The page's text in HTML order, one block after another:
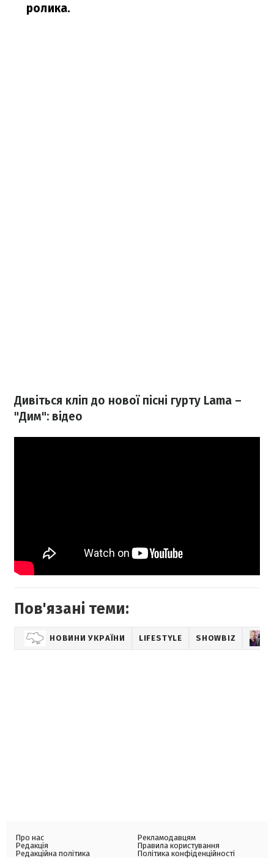
ролика.
Дивіться кліп до нової пісні гурту Lama –
"Дим": відео
Пов'язані теми:
НОВИНИ УКРАЇНИ LIFESTYLE SHOWBIZ
Про нас
Редакція
Редакційна політика
Рекламодавцям
Правила користування
Політика конфіденційності